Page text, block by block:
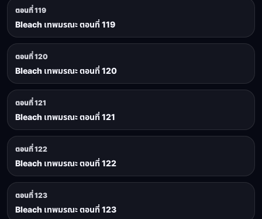
ตอนที่ 119
Bleach เทพมรณะ ตอนที่ 119
ตอนที่ 120
Bleach เทพมรณะ ตอนที่ 120
ตอนที่ 121
Bleach เทพมรณะ ตอนที่ 121
ตอนที่ 122
Bleach เทพมรณะ ตอนที่ 122
ตอนที่ 123
Bleach เทพมรณะ ตอนที่ 123